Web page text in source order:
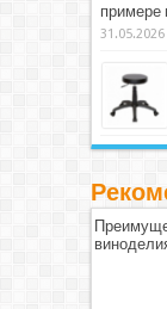
примере
31.05.2026